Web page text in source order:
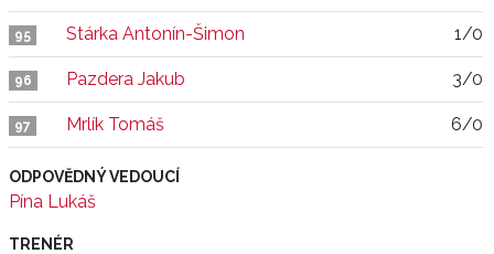
95 Stárka Antonín-Šimon 1/0
96 Pazdera Jakub 3/0
97 Mrlík Tomáš 6/0
ODPOVĚDNÝ VEDOUCÍ
Pína Lukáš
TRENÉR